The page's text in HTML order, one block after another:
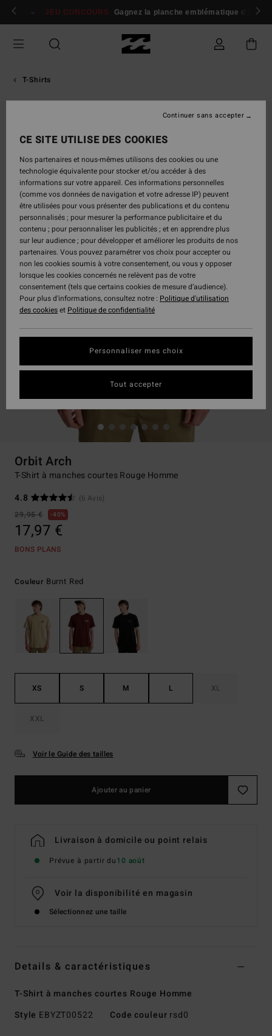
Passer
Se connecter / s'inscrire
JEU CONCOURS Gagnez la planche emblématique d'Andy
T-Shirts
Orbit Arch
T-Shirt à manches courtes Rouge Homme
4.8
(6 Avis)
29,95 €
40%
17,97 €
BONS PLANS
Couleur Burnt Red
XS S M L XL
XXL
Voir le Guide des tailles
Ajouter au panier
Livraison à domicile ou point relais
Prévue à partir du10 août
Voir la disponibilité en magasin
Sélectionnez une taille
Details & caractéristiques
T-Shirt à manches courtes Rouge Homme
Style EBYZT00522 Code couleur rsd0
CE SITE UTILISE DES COOKIES
Nos partenaires et nous-mêmes utilisons des cookies ou une
technologie équivalente pour stocker et/ou accéder à des
informations sur votre appareil. Ces informations personnelles
(comme vos données de navigation et votre adresse IP) peuvent
être utilisées pour vous présenter des publications et du contenu
personnalisés ; pour mesurer la performance publicitaire et du
contenu ; pour personnaliser les publicités ; et en apprendre plus
sur leur audience ; pour développer et améliorer les produits de nos
partenaires. Vous pouvez paramétrer vos choix pour accepter ou
non les cookies soumis à votre consentement, ou vous y opposer
lorsque les cookies concernés ne relèvent pas de votre
consentement (tels que certains cookies de mesure d’audience).
Pour plus d'informations, consultez notre : Politique d'utilisation
des cookieset Politique de confidentialité
Personnaliser mes choix
Continuer sans accepter
Tout accepter